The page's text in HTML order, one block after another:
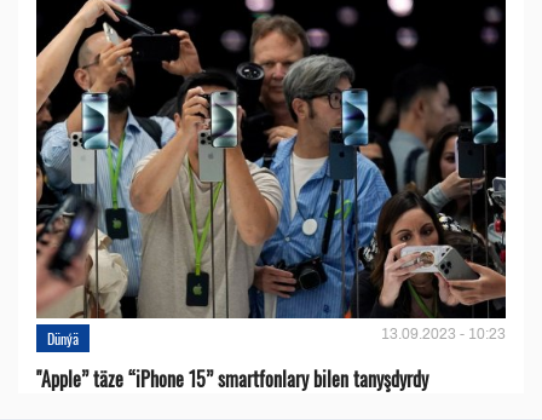
Dünýä 13.09.2023 - 10:23
"Apple” täze “iPhone 15” smartfonlary bilen tanyşdyrdy